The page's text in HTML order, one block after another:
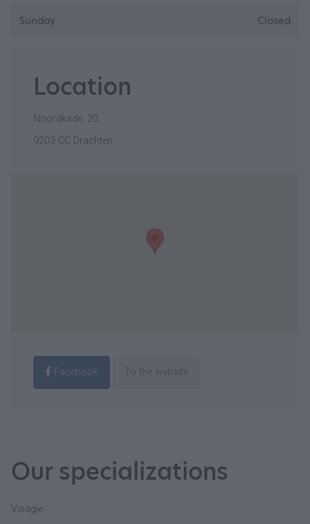
Sunday Closed
Location
Noordkade, 20
9203 CC Drachten
Facebook To the website
Our specializations
Visagie